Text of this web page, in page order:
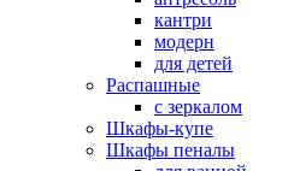
кантри
модерн
для детей
Распашные
с зеркалом
Шкафы-купе
Шкафы пеналы